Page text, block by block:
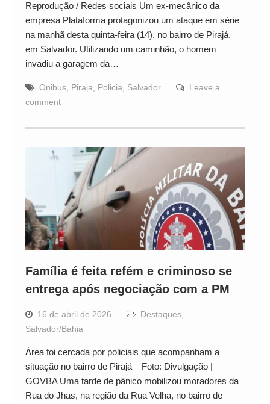
Reprodução / Redes sociais Um ex-mecânico da
empresa Plataforma protagonizou um ataque em série
na manhã desta quinta-feira (14), no bairro de Pirajá,
em Salvador. Utilizando um caminhão, o homem
invadiu a garagem da…
Onibus, Piraja Policia Salvador
Leave a
comment
Família é feita refém e criminoso se
entrega após negociação com a PM
16 de abril de 2026 Destaques,
Salvador/Bahia
Área foi cercada por policiais que acompanham a
situação no bairro de Pirajá – Foto: Divulgação |
GOVBA Uma tarde de pânico mobilizou moradores da
Rua do Jhas, na região da Rua Velha, no bairro de